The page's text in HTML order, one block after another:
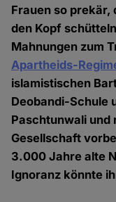
Frauen so prekär,
den Kopf
Mahnungen zum
Apartheids-
islamistischen
Deobandi-Schule
Paschtunwali und
Gesellschaft
3.000 Jahre alte
Ignoranz könnte